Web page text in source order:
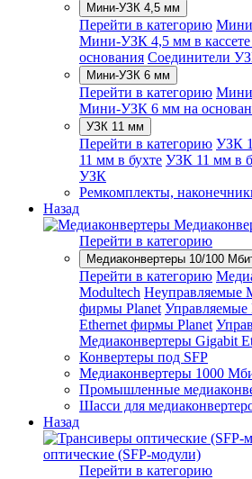
Мини-УЗК 4,5 мм
Перейти в категорию
Мини-УЗК 4,5 мм в
основания Соединители
Мини-УЗК 6 мм
Перейти в категорию
Мини-УЗК 6 мм на
УЗК 11 мм
Перейти в категорию УЗК
11 мм в бухте УЗК 11 мм в
УЗК
Ремкомплекты,
Назад
Перейти в категорию
Медиаконвертеры 10/100
Перейти в категорию
Modultech Неуправляемые
фирмы Planet Управляемые
Ethernet фирмы Planet
Медиаконвертеры Gigabit
Конвертеры под SFP
Медиаконвертеры 1000
Промышленные
Шасси для
Назад
оптические (SFP-модули)
Перейти в категорию